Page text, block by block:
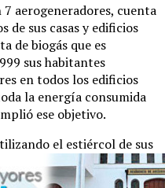
7 aerogeneradores, cuenta
de sus casas y edificios
de biogás que es
sus habitantes
en todos los edificios
la energía consumida
ese objetivo.
el estiércol de sus
Generan electricidad
calentar el agua de